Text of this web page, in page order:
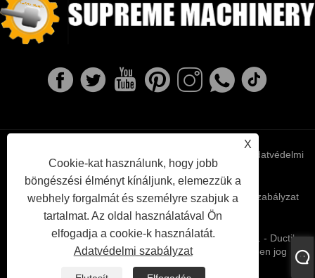
X
Cookie-kat használunk, hogy jobb
böngészési élményt kínáljunk, elemezzük a
webhely forgalmát és személyre szabjuk a
tartalmat. Az oldal használatával Ön
elfogadja a cookie-k használatát.
Adatvédelmi szabályzat
Adatvédelmi
szabályzat
Copyright © 2022 Ningbo Supreme Machinery Co., Ltd. - Ductile
vasöntés, befektetési öntés, szürke vasöntés - Minden jog
fenntartva.